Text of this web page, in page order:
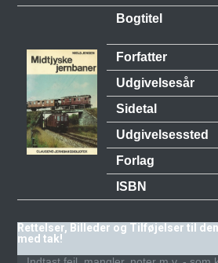
Bogtitel
Forfatter
Udgivelsesår
Sidetal
Udgivelsessted
Forlag
ISBN
Rettelser, Billeder og Tilføjelser til
med tak!